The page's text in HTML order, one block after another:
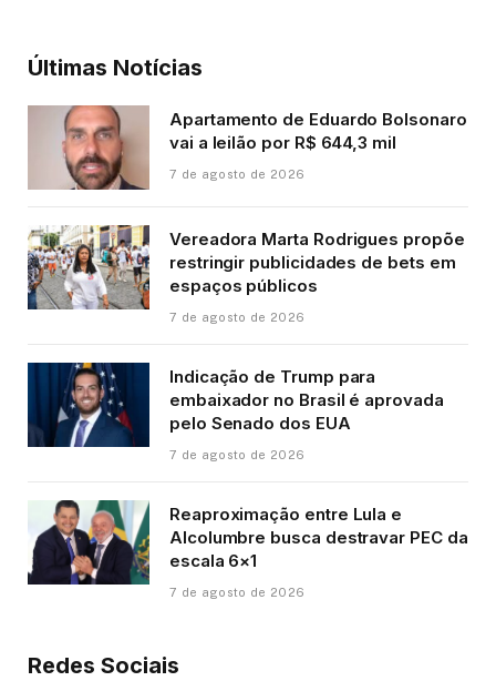
Últimas Notícias
Apartamento de Eduardo Bolsonaro
vai a leilão por R$ 644,3 mil
7 de agosto de 2026
Vereadora Marta Rodrigues propõe
restringir publicidades de bets em
espaços públicos
7 de agosto de 2026
Indicação de Trump para
embaixador no Brasil é aprovada
pelo Senado dos EUA
7 de agosto de 2026
Reaproximação entre Lula e
Alcolumbre busca destravar PEC da
escala 6×1
7 de agosto de 2026
Redes Sociais